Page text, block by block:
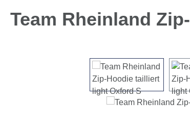
Team Rheinland
Bildergalerie überspringen